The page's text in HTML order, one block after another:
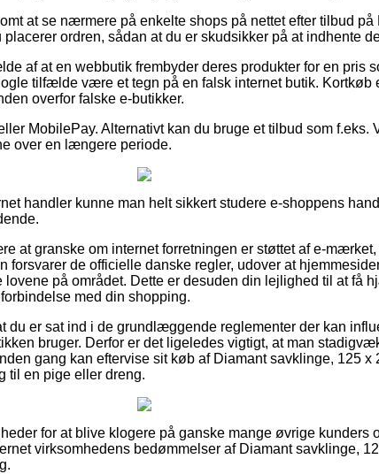
at se nærmere på enkelte shops på nettet efter tilbud på
ordren, sådan at du er skudsikker på at indhente
af at en webbutik frembyder deres produkter for en pris
tilfælde være et tegn på en falsk internet butik. Kortkøb
overfor falske e-butikker.
MobilePay. Alternativt kan du bruge et tilbud som
over en længere periode.
handler kunne man helt sikkert studere e-shoppens
at granske om internet forretningen er støttet af e-
de officielle danske regler, udover at
lovene på området. Dette er desuden din lejlighed til at få
med din shopping.
du er sat ind i de grundlæggende reglementer der kan
bruger. Derfor er det ligeledes vigtigt, at man
gang kan eftervise sit køb af Diamant savklinge, 125 x
til en pige eller dreng.
for at blive klogere på ganske mange øvrige kunders
virksomhedens bedømmelser af Diamant savklinge,